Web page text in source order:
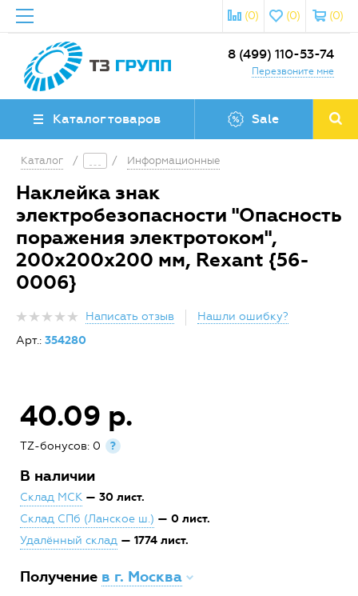
(0)
(0)
(0)
8 (499) 110-53-74
Перезвоните мне
Каталог товаров Sale
Каталог / / Информационные
Наклейка знак
электробезопасности "Опасность
поражения электротоком",
200х200х200 мм, Rexant {56-
0006}
Написать отзыв
Нашли ошибку?
Арт.: 354280
40.09 р.
TZ-бонусов: 0 ?
В наличии
Склад МСК — 30 лист.
Склад СПб (Ланское ш.) — 0 лист.
Удалённый склад — 1774 лист.
Получение в г. Москва